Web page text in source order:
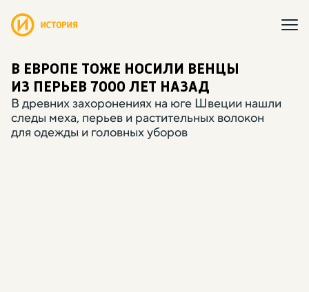
В ЕВРОПЕ ТОЖЕ НОСИЛИ ВЕНЦЫ
ИЗ ПЕРЬЕВ 7000 ЛЕТ НАЗАД
В древних захоронениях на юге Швеции нашли
следы меха, перьев и растительных волокон
для одежды и головных уборов